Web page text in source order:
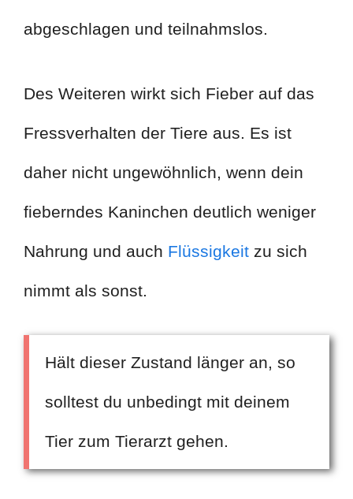
abgeschlagen und teilnahmslos.
Des Weiteren wirkt sich Fieber auf das
Fressverhalten der Tiere aus. Es ist
daher nicht ungewöhnlich, wenn dein
fieberndes Kaninchen deutlich weniger
Nahrung und auch Flüssigkeit zu sich
nimmt als sonst.
Hält dieser Zustand länger an, so
solltest du unbedingt mit deinem
Tier zum Tierarzt gehen.